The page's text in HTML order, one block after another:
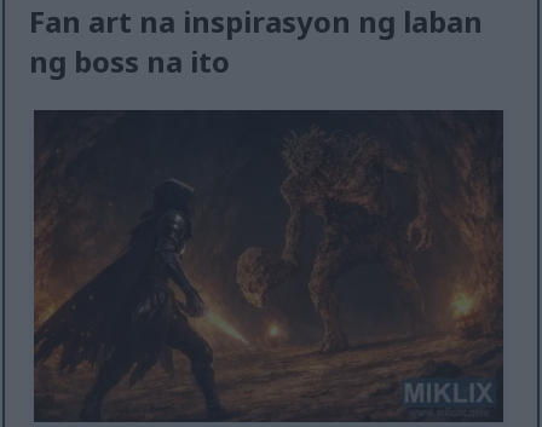
Fan art na inspirasyon ng laban
ng boss na ito